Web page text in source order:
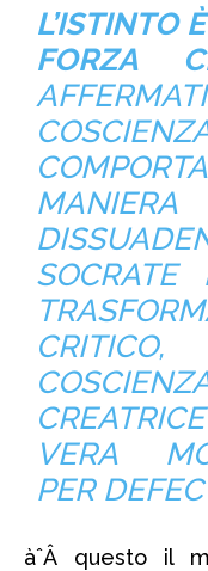
L’ISTINTO
FORZA
SOCRATE
VERA
PER
àˆÂ questo il